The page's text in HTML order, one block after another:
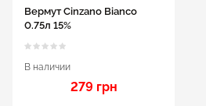
Вермут Cinzano Bianco
0.75л 15%
В наличии
279 грн